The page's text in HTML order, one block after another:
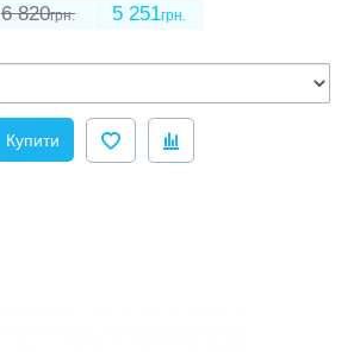
6 820грн. 5 251грн.
Купити